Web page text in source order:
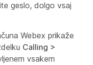
geslo, dolgo vsaj
Webex prikaže
Calling >
vsakem